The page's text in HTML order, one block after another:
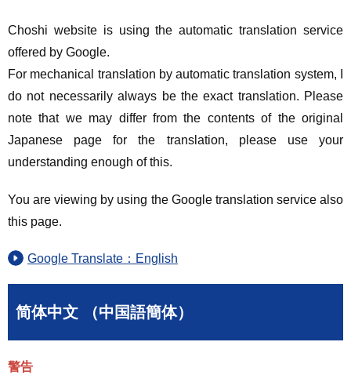
Choshi website is using the automatic translation service
offered by Google.
For mechanical translation by automatic translation system, I
do not necessarily always be the exact translation. Please
note that we may differ from the contents of the original
Japanese page for the translation, please use your
understanding enough of this.
You are viewing by using the Google translation service also
this page.
Google Translate：English
简体中文 （中国語簡体）
警告